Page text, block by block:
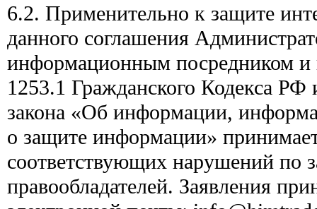
6.2. Применительно к защите
данного соглашения
информационным посредником и
1253.1 Гражданского Кодекса РФ
закона «Об информации,
о защите информации»
соответствующих нарушений по
правообладателей. Заявления